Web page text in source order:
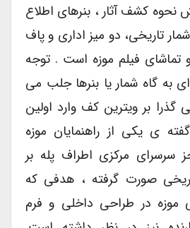
کشف آثار ، بنرهای اطلاع
تاریخی، دو میز اداری و پاف
فیلم موزه است . توجه
به گاه شمار یا بنرها جلب می
بر ویترین کف وارد اولین
ی یکی از راهنمایان موزه
مرکزی اطراف پله بر
صورت گرفته ، هدفی که
موزه در طراحی داخلی و فرم